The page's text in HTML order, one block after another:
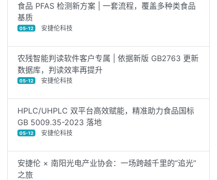
食品 PFAS 检测新方案 | 一套流程，覆盖多种类食品
基质
05-12 安捷伦科技
农残智能判读软件客户专属 | 依据新版 GB2763 更新
数据库，判读效率再提升
05-12 安捷伦科技
HPLC/UHPLC 双平台高效赋能，精准助力食品国标
GB 5009.35-2023 落地
05-12 安捷伦科技
安捷伦 × 南阳光电产业协会：一场跨越千里的“追光”
之旅